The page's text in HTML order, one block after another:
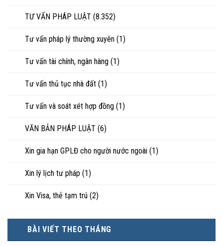
TƯ VẤN PHÁP LUẬT (8.352)
Tư vấn pháp lý thường xuyên (1)
Tư vấn tài chính, ngân hàng (1)
Tư vấn thủ tục nhà đất (1)
Tư vấn và soát xét hợp đồng (1)
VĂN BẢN PHÁP LUẬT (6)
Xin gia hạn GPLĐ cho người nước ngoài (1)
Xin lý lịch tư pháp (1)
Xin Visa, thẻ tạm trú (2)
BÀI VIẾT THEO THÁNG